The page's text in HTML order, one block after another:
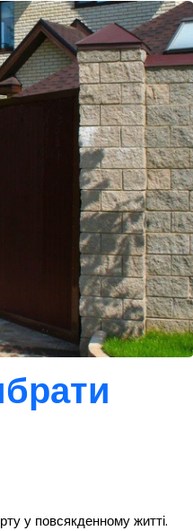
у повсякденному житті.